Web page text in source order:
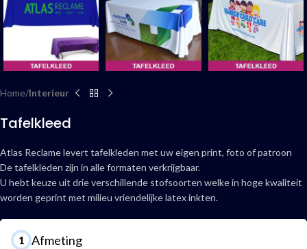
Home Interieur
Tafelkleed
Atlas Reclame levert tafelkleden met uw eigen print, foto of patroon
De tafelkleden zijn in alle formaten verkrijgbaar.
U hebt keuze uit drie verschillende stofsoorten welke in hoge kwaliteit
worden geprint met milieu vriendelijke latex inkten.
1 Afmeting